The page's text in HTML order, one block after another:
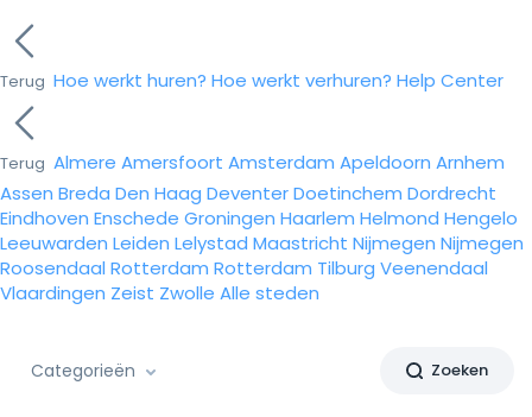
Terug Hoe werkt huren? Hoe werkt verhuren? Help Center
Terug Almere Amersfoort Amsterdam Apeldoorn Arnhem
Assen Breda Den Haag DeventerDoetinchem Dordrecht
Eindhoven Enschede Groningen Haarlem Helmond Hengelo
Leeuwarden Leiden Lelystad Maastricht Nijmegen Nijmegen
Roosendaal Rotterdam Rotterdam Tilburg Veenendaal
Vlaardingen Zeist Zwolle Alle steden
Categorieën Zoeken